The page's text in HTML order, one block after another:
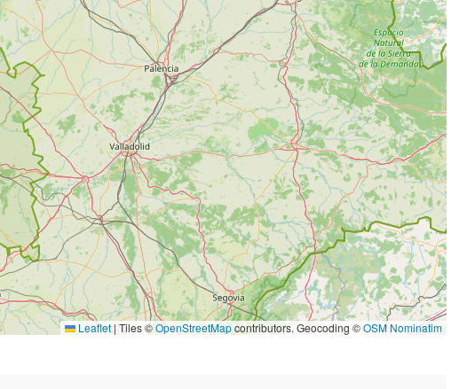
Leaflet|Tiles ©OpenStreetMapcontributors. Geocoding ©OSM Nominatim